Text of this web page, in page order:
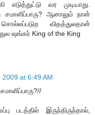
எடுத்துட்டு வர முடியாது.
ஆனாலும் நான்
விதத்துலதான்
ஷங்கர் King of the King
2009 at 6:49 AM
படத்தில் இருந்திருந்தால்,